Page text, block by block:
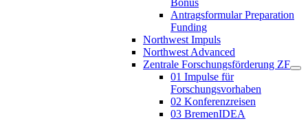
Antragsformular Preparation
Funding
Northwest Impuls
Northwest Advanced
Zentrale Forschungsförderung ZF
01 Impulse für
Forschungsvorhaben
02 Konferenzreisen
03 BremenIDEA